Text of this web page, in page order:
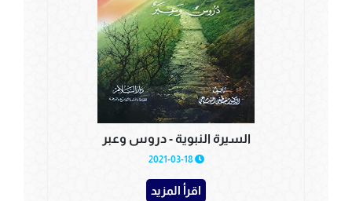
السيرة النبوية - دروس وعبر
اقرأ المزيد